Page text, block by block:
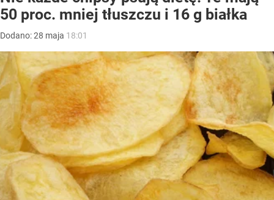
50 proc. mniej tłuszczu i 16 g białka
Dodano:28 maja 18:01